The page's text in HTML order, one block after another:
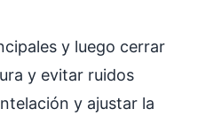
y luego cerrar
y evitar ruidos
y ajustar la